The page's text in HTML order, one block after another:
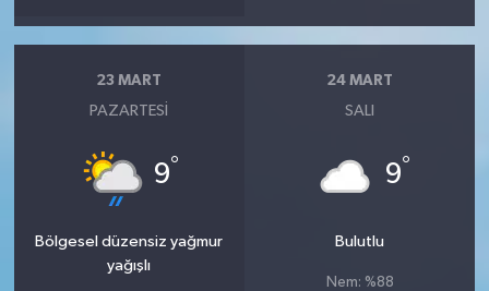
23 MART
PAZARTESI
9°
Bölgesel düzensiz yağmur
yağışlı
24 MART
SALI
9°
Bulutlu
Nem: %88